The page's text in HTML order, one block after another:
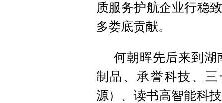
质服务护航企业行稳
多娄底贡献。
何朝晖先后来到湖
制品、承誉科技、
源）、读书高智能科